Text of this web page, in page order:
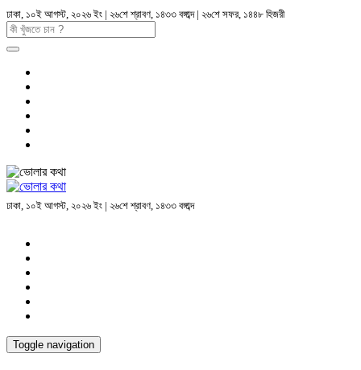
ঢাকা, ১০ই আগস্ট, ২০২৬ ইং | ২৬শে শ্রাবণ, ১৪৩৩ বঙ্গাব্দ | ২৬শে সফর, ১৪৪৮ হিজরী
ঢাকা, ১০ই আগস্ট, ২০২৬ ইং | ২৬শে শ্রাবণ, ১৪৩৩ বঙ্গাব্দ
Toggle navigation